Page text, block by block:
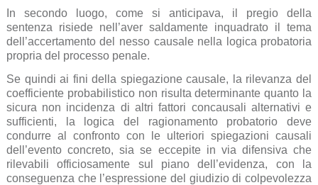
In secondo luogo, come si anticipava, il pregio della
sentenza risiede nell’aver saldamente inquadrato il tema
dell’accertamento del nesso causale nella logica probatoria
propria del processo penale.
Se quindi ai fini della spiegazione causale, la rilevanza del
coefficiente probabilistico non risulta determinante quanto la
sicura non incidenza di altri fattori concausali alternativi e
sufficienti, la logica del ragionamento probatorio deve
condurre al confronto con le ulteriori spiegazioni causali
dell’evento concreto, sia se eccepite in via difensiva che
rilevabili officiosamente sul piano dell’evidenza, con la
conseguenza che l’espressione del giudizio di colpevolezza